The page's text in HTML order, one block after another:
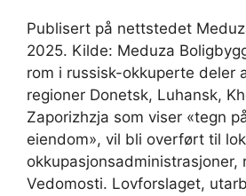
Publisert på nettstedet
2025. Kilde: Meduza
rom i russisk-okkuperte deler
regioner Donetsk, Luhansk,
Zaporizhzja som viser «tegn
eiendom», vil bli overført til
okkupasjonsadministrasjoner,
Vedomosti. Lovforslaget,